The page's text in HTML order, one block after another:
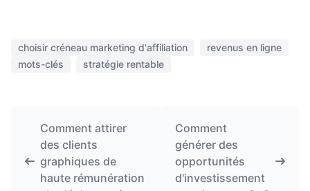
choisir créneau marketing d'affiliation
revenus en ligne
mots-clés
stratégie rentable
Comment attirer
des clients
graphiques de
haute rémunération
Comment
générer des
opportunités
d'investissement